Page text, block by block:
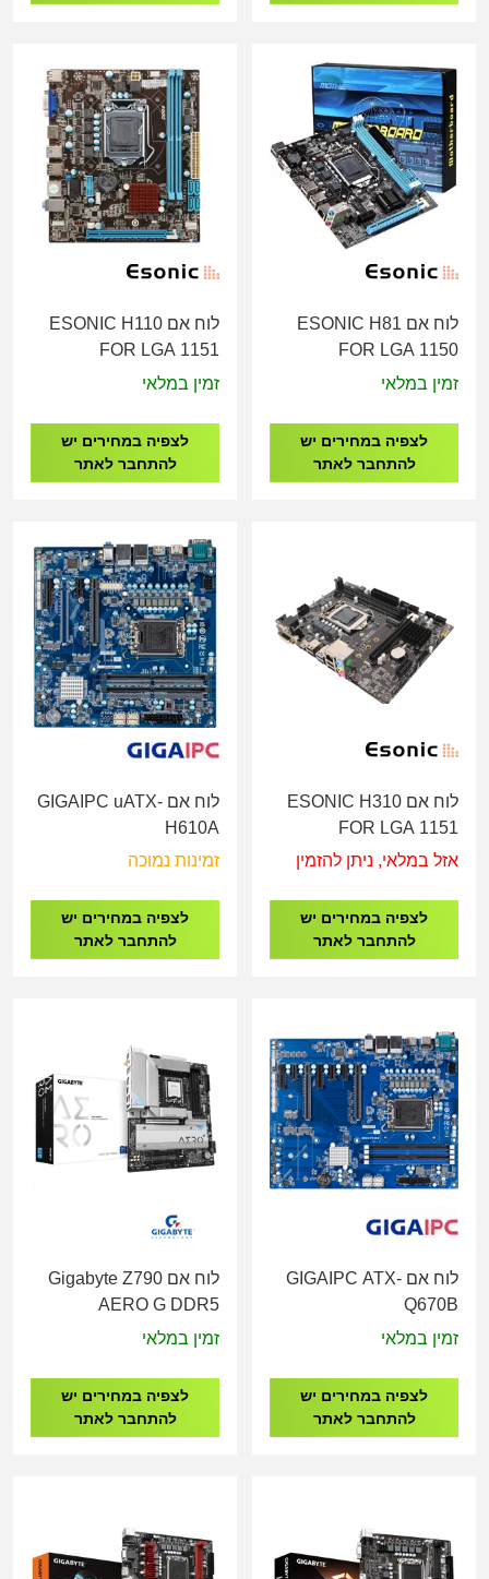
לוח אם ESONIC H81
FOR LGA 1150
זמין במלאי
לצפיה במחירים יש
להתחבר לאתר
לוח אם ESONIC H110
FOR LGA 1151
זמין במלאי
לצפיה במחירים יש
להתחבר לאתר
לוח אם ESONIC H310
FOR LGA 1151
אזל במלאי, ניתן להזמין
לצפיה במחירים יש
להתחבר לאתר
לוח אם GIGAIPC uATX-
H610A
זמינות נמוכה
לצפיה במחירים יש
להתחבר לאתר
לוח אם GIGAIPC ATX-
Q670B
זמין במלאי
לצפיה במחירים יש
להתחבר לאתר
לוח אם Gigabyte Z790
AERO G DDR5
זמין במלאי
לצפיה במחירים יש
להתחבר לאתר